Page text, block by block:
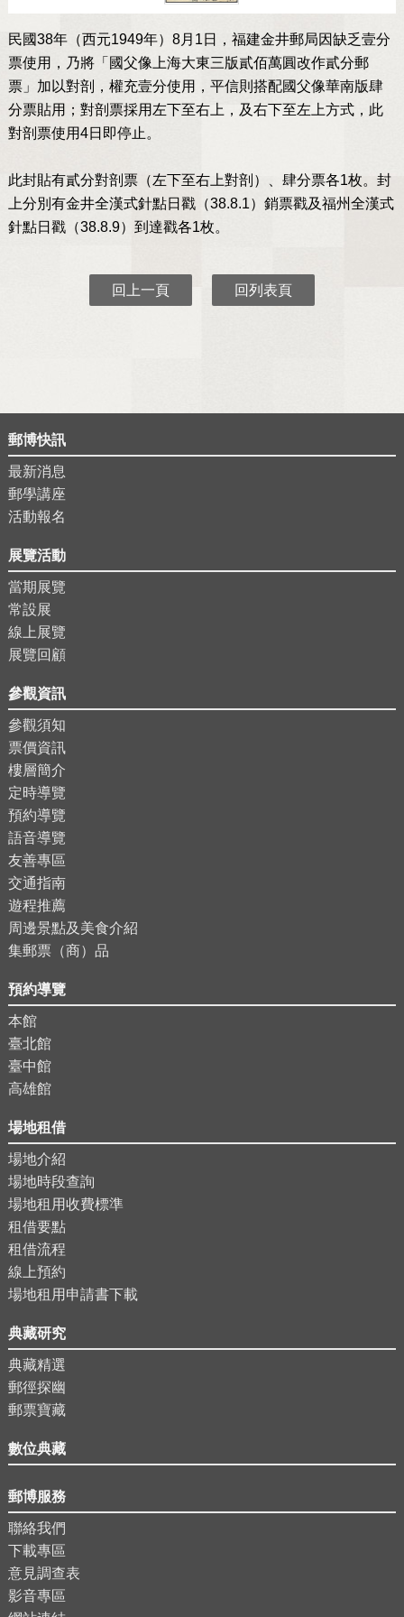
民國38年（西元1949年）8月1日，福建金井郵局因缺乏壹分
票使用，乃將「國父像上海大東三版貳佰萬圓改作貳分郵
票」加以對剖，權充壹分使用，平信則搭配國父像華南版肆
分票貼用；對剖票採用左下至右上，及右下至左上方式，此
對剖票使用4日即停止。
此封貼有貳分對剖票（左下至右上對剖）、肆分票各1枚。封
上分別有金井全漢式針點日戳（38.8.1）銷票戳及福州全漢式
針點日戳（38.8.9）到達戳各1枚。
回上一頁 回列表頁
郵博快訊
最新消息
郵學講座
活動報名
展覽活動
當期展覽
常設展
線上展覽
展覽回顧
參觀資訊
參觀須知
票價資訊
樓層簡介
定時導覽
預約導覽
語音導覽
友善專區
交通指南
遊程推薦
周邊景點及美食介紹
集郵票（商）品
預約導覽
本館
臺北館
臺中館
高雄館
場地租借
場地介紹
場地時段查詢
場地租用收費標準
租借要點
租借流程
線上預約
場地租用申請書下載
典藏研究
典藏精選
郵徑探幽
郵票寶藏
數位典藏
郵博服務
聯絡我們
下載專區
意見調查表
影音專區